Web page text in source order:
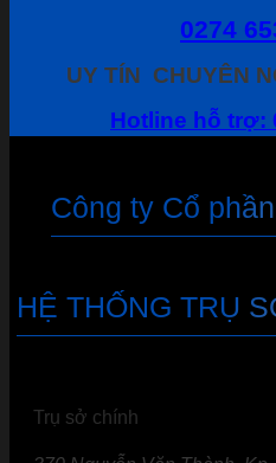
0274
UY TÍN CHUYÊN
Hotline hỗ trợ:
Công ty Cổ
HỆ THỐNG TRỤ
Trụ sở chính